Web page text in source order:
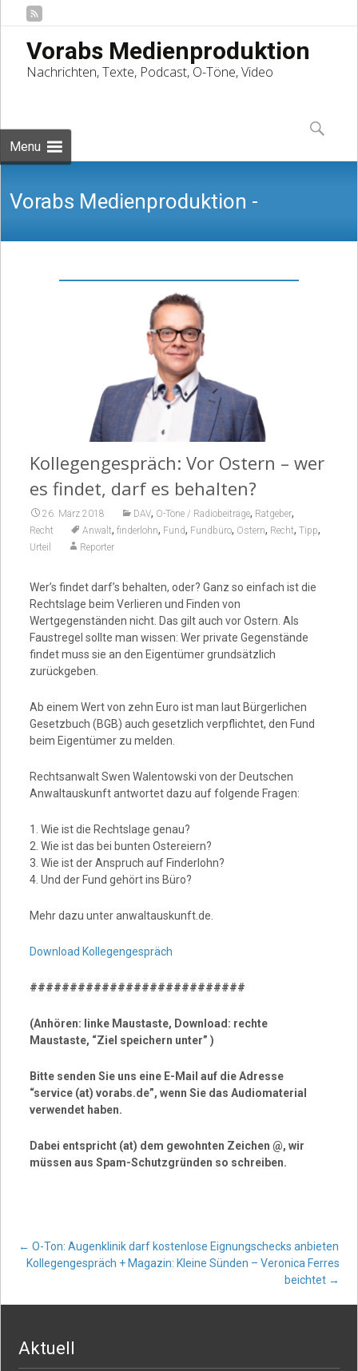
Vorabs Medienproduktion
Nachrichten, Texte, Podcast, O-Töne, Video
Menu
to
content
Suchen
nach:
Vorabs Medienproduktion -
Nachrichten, Texte, Podcast, O-Töne,
Kollegengespräch: Vor Ostern – wer
es findet, darf es behalten?
26. März 2018 DAV, O-Töne / Radiobeiträge, Ratgeber,
Recht Anwalt, finderlohn, Fund, Fundbüro, Ostern, Recht, Tipp,
Urteil Reporter
Wer’s findet darf’s behalten, oder? Ganz so einfach ist die
Rechtslage beim Verlieren und Finden von
Wertgegenständen nicht. Das gilt auch vor Ostern. Als
Faustregel sollte man wissen: Wer private Gegenstände
findet muss sie an den Eigentümer grundsätzlich
zurückgeben.
Ab einem Wert von zehn Euro ist man laut Bürgerlichen
Gesetzbuch (BGB) auch gesetzlich verpflichtet, den Fund
beim Eigentümer zu melden.
Rechtsanwalt Swen Walentowski von der Deutschen
Anwaltauskunft antwortet dazu auf folgende Fragen:
1. Wie ist die Rechtslage genau?
2. Wie ist das bei bunten Ostereiern?
3. Wie ist der Anspruch auf Finderlohn?
4. Und der Fund gehört ins Büro?
Mehr dazu unter anwaltauskunft.de.
Download Kollegengespräch
###########################
(Anhören: linke Maustaste, Download: rechte
Maustaste, “Ziel speichern unter” )
Bitte senden Sie uns eine E-Mail auf die Adresse
“service (at) vorabs.de”, wenn Sie das Audiomaterial
verwendet haben.
Dabei entspricht (at) dem gewohnten Zeichen @, wir
müssen aus Spam-Schutzgründen so schreiben.
Post
navigation
← O-Ton: Augenklinik darf kostenlose Eignungschecks anbieten
Kollegengespräch + Magazin: Kleine Sünden – Veronica Ferres
beichtet →
Aktuell